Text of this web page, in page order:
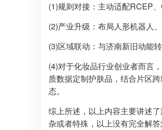
(1)规则对接：主动适配RCEP
(2)产业升级：布局人形机器人
(3)区域联动：与济南新旧动能
(4)对于化妆品行业创业者而言
质数据定制护肤品，结合片区
态。
综上所述，以上内容主要讲述
杂或者特殊，以上没有完全解